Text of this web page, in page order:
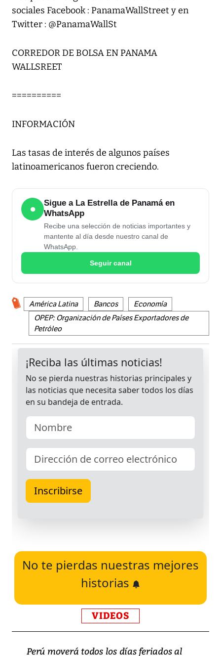
sociales Facebook : PanamaWallStreet y en
Twitter : @PanamaWallSt
CORREDOR DE BOLSA EN PANAMA
WALLSREET
==========
INFORMACIÓN
Las tasas de interés de algunos países
latinoamericanos fueron creciendo.
●
Sigue a La Estrella de Panamá en
WhatsApp
Recibe una selección de noticias importantes y
mantente al día desde nuestro canal de
WhatsApp.
Seguir canal
América Latina Bancos
Economía
OPEP: Organización de Países Exportadores de
Petróleo
No te pierdas nuestras mejores
historias
VIDEOS
Perú moverá todos los días feriados al